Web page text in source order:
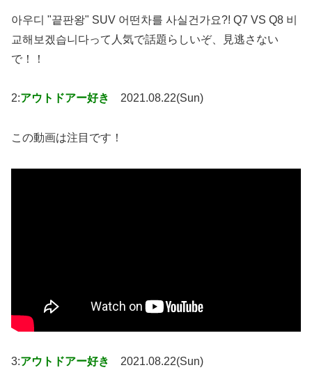
아우디 "끝판왕" SUV 어떤차를 사실건가요?! Q7 VS Q8 비
교해보겠습니다って人気で話題らしいぞ、見逃さない
で！！
2:アウトドアー好き 2021.08.22(Sun)
この動画は注目です！
3:アウトドアー好き 2021.08.22(Sun)